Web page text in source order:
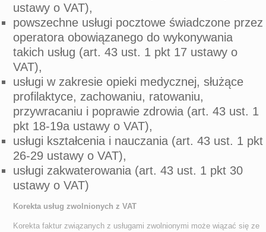
ustawy o VAT),
powszechne usługi pocztowe świadczone przez
operatora obowiązanego do wykonywania
takich usług (art. 43 ust. 1 pkt 17 ustawy o
VAT),
usługi w zakresie opieki medycznej, służące
profilaktyce, zachowaniu, ratowaniu,
przywracaniu i poprawie zdrowia (art. 43 ust. 1
pkt 18-19a ustawy o VAT),
usługi kształcenia i nauczania (art. 43 ust. 1 pkt
26-29 ustawy o VAT),
usługi zakwaterowania (art. 43 ust. 1 pkt 30
ustawy o VAT)
Korekta usług zwolnionych z VAT
Korekta faktur związanych z usługami zwolnionymi może wiązać się ze